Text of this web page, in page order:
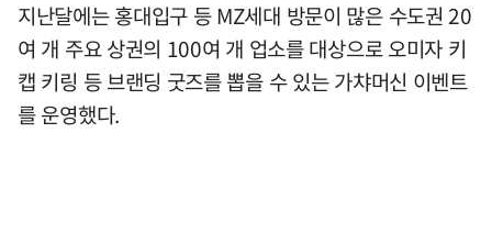
지난달에는 홍대입구 등 MZ세대 방문이 많은 수도권 20
여 개 주요 상권의 100여 개 업소를 대상으로 오미자 키
캡 키링 등 브랜딩 굿즈를 뽑을 수 있는 가챠머신 이벤트
를 운영했다.